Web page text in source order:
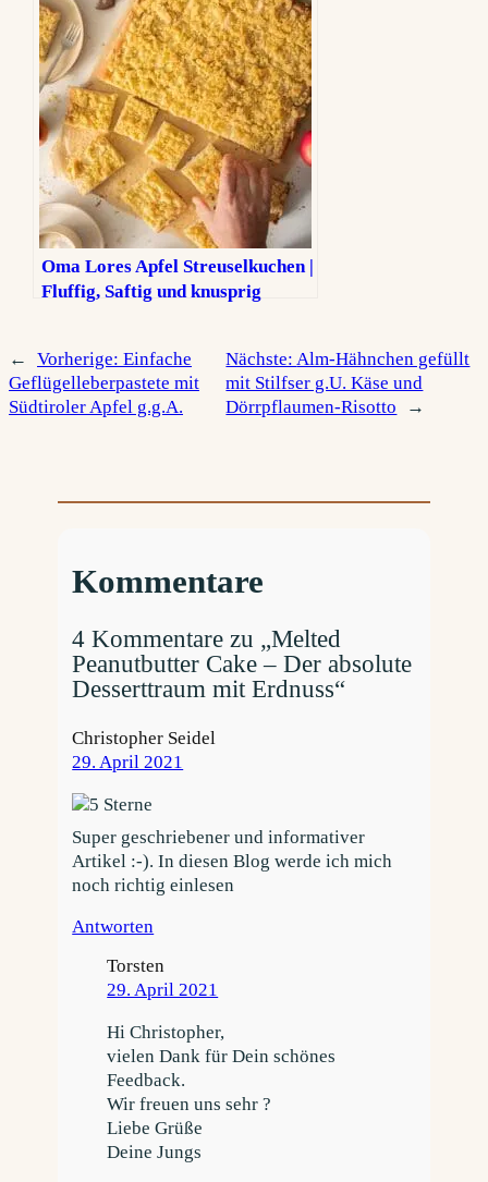
Oma Lores Apfel Streuselkuchen |
Fluffig, Saftig und knusprig
← Vorherige: Einfache
Geflügelleberpastete mit
Südtiroler Apfel g.g.A.
Nächste: Alm-Hähnchen gefüllt
mit Stilfser g.U. Käse und
Dörrpflaumen-Risotto
→
Kommentare
4 Kommentare zu „Melted
Peanutbutter Cake – Der absolute
Desserttraum mit Erdnuss“
Christopher Seidel
29. April 2021
Super geschriebener und informativer
Artikel :-). In diesen Blog werde ich mich
noch richtig einlesen
Antworten
Torsten
29. April 2021
Hi Christopher,
vielen Dank für Dein schönes
Feedback.
Wir freuen uns sehr ?
Liebe Grüße
Deine Jungs